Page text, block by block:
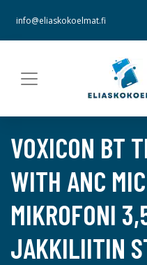
info@eliaskokoelmat.fi
VOXICON BT
WITH ANC
MIKROFONI
JAKKILIITIN